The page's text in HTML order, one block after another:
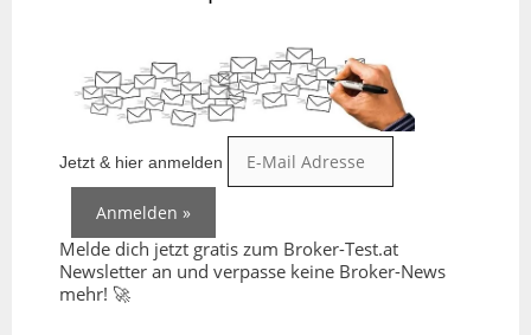
Jetzt & hier anmelden
Melde dich jetzt gratis zum Broker-Test.at
Newsletter an und verpasse keine Broker-News
mehr! 🚀